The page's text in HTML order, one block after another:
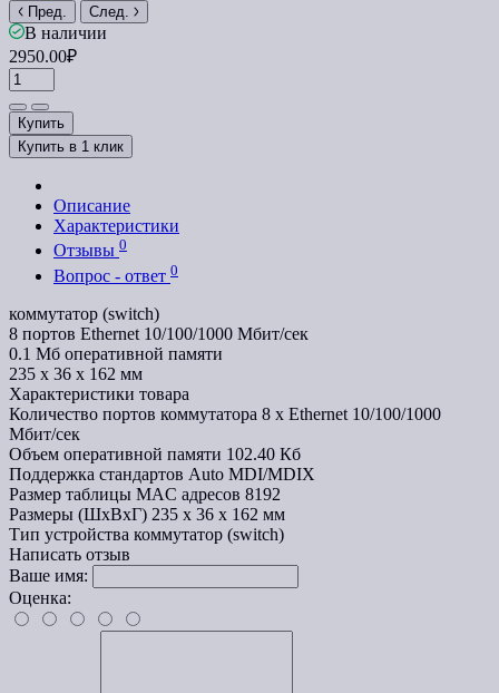
Пред. След.
В наличии
2950.00₽
Купить
Купить в 1 клик
Описание
Характеристики
Отзывы 0
Вопрос - ответ 0
коммутатор (switch)
8 портов Ethernet 10/100/1000 Мбит/сек
0.1 Мб оперативной памяти
235 x 36 x 162 мм
Характеристики товара
Количество портов коммутатора 8 x Ethernet 10/100/1000
Мбит/сек
Объем оперативной памяти 102.40 Кб
Поддержка стандартов Auto MDI/MDIX
Размер таблицы MAC адресов 8192
Размеры (ШxВxГ) 235 x 36 x 162 мм
Тип устройства коммутатор (switch)
Написать отзыв
Ваше имя:
Оценка: